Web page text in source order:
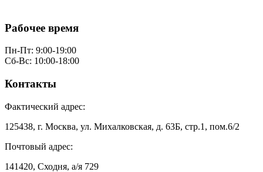
Рабочее время
Пн-Пт: 9:00-19:00
Сб-Вс: 10:00-18:00
Контакты
Фактический адрес:
125438, г. Москва, ул. Михалковская, д. 63Б, стр.1, пом.6/2
Почтовый адрес:
141420, Сходня, а/я 729